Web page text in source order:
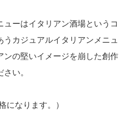
ーはイタリアン酒場というコ
カジュアルイタリアンメニュ
ンの堅いイメージを崩した創作
い。
になります。）